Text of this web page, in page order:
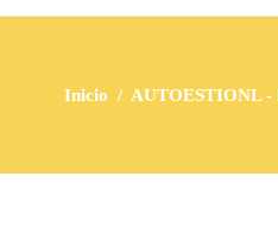
Inicio AUTOESTIONL -